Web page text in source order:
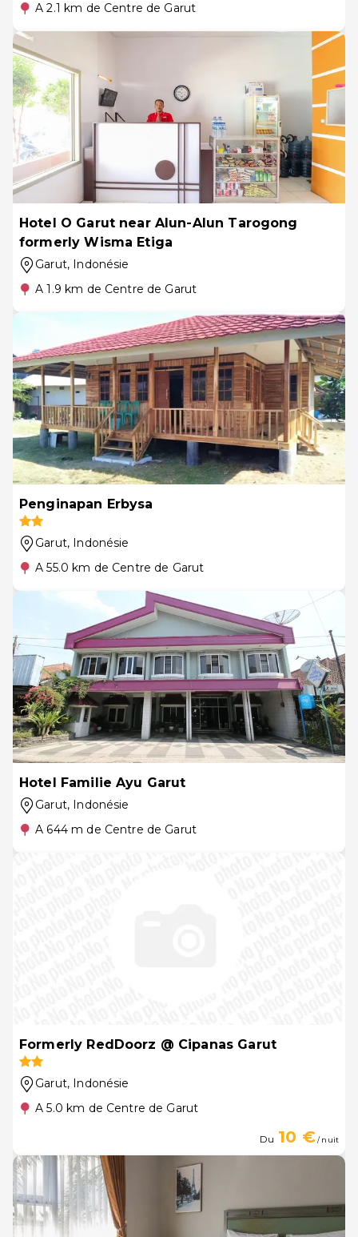
A 2.1 km de Centre de Garut
Hotel O Garut near Alun-Alun Tarogong
formerly Wisma Etiga
Garut, Indonésie
A 1.9 km de Centre de Garut
Penginapan Erbysa
Garut, Indonésie
A 55.0 km de Centre de Garut
Hotel Familie Ayu Garut
Garut, Indonésie
A 644 m de Centre de Garut
Formerly RedDoorz @ Cipanas Garut
Garut, Indonésie
A 5.0 km de Centre de Garut
Du 10 €/ nuit